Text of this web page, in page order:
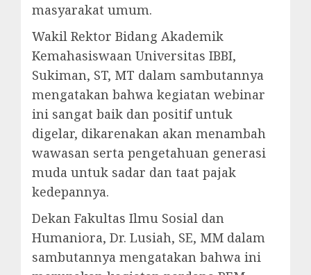
masyarakat umum.
Wakil Rektor Bidang Akademik
Kemahasiswaan Universitas IBBI,
Sukiman, ST, MT dalam sambutannya
mengatakan bahwa kegiatan webinar
ini sangat baik dan positif untuk
digelar, dikarenakan akan menambah
wawasan serta pengetahuan generasi
muda untuk sadar dan taat pajak
kedepannya.
Dekan Fakultas Ilmu Sosial dan
Humaniora, Dr. Lusiah, SE, MM dalam
sambutannya mengatakan bahwa ini